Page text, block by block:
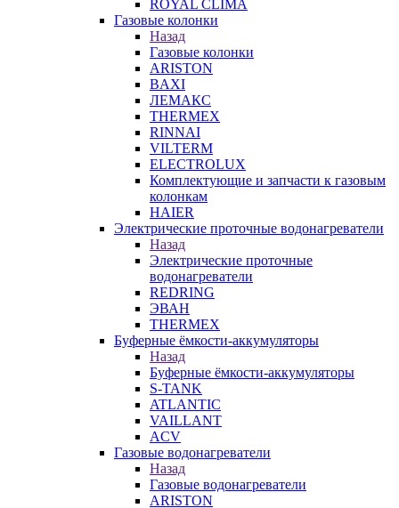
ROYAL CLIMA
Газовые колонки
Назад
Газовые колонки
ARISTON
BAXI
ЛЕМАКС
THERMEX
RINNAI
VILTERM
ELECTROLUX
Комплектующие и запчасти к газовым
колонкам
HAIER
Электрические проточные водонагреватели
Назад
Электрические проточные
водонагреватели
REDRING
ЭВАН
THERMEX
Буферные ёмкости-аккумуляторы
Назад
Буферные ёмкости-аккумуляторы
S-TANK
ATLANTIC
VAILLANT
ACV
Газовые водонагреватели
Назад
Газовые водонагреватели
ARISTON